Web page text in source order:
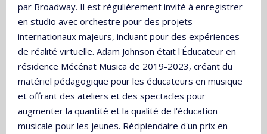
par Broadway. Il est régulièrement invité à enregistrer
en studio avec orchestre pour des projets
internationaux majeurs, incluant pour des expériences
de réalité virtuelle. Adam Johnson était l'Éducateur en
résidence Mécénat Musica de 2019-2023, créant du
matériel pédagogique pour les éducateurs en musique
et offrant des ateliers et des spectacles pour
augmenter la quantité et la qualité de l'éducation
musicale pour les jeunes. Récipiendaire d'un prix en